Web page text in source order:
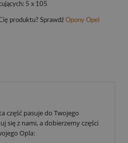
5 x 105
produktu? Sprawdź Opony Opel
część pasuje do Twojego
się z nami, a dobierzemy części
Opla: